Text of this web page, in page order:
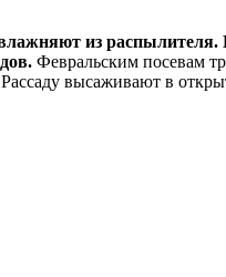
из распылителя.
Февральским посевам
высаживают в